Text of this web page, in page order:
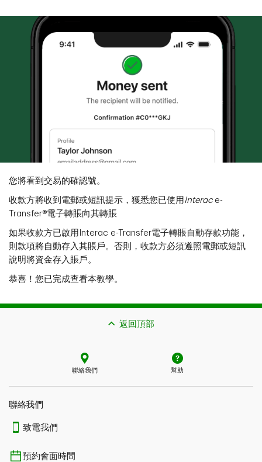
您將看到交易的確認號。
收款方將收到電郵或短訊提示，獲悉您已使用 Interace-
Transfer®電子轉賬向其轉賬
如果收款方已啟用Interac e-Transfer電子轉賬自動存款功能，
則款項將自動存入其賬戶。否則，收款方必須遵照電郵或短訊
說明將資金存入賬戶。
恭喜！您已完成查看本教學。
返回頂部
聯絡我們 幫助
聯絡我們
致電我們
預約會面時間